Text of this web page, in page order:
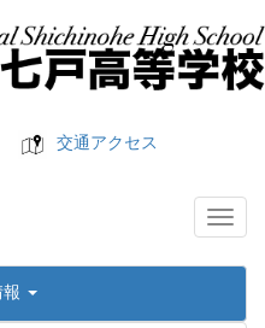
交通アクセス